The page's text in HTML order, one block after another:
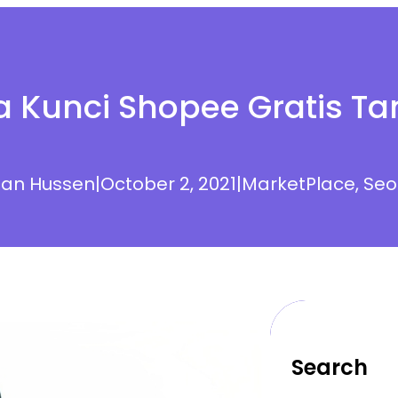
Kunci Shopee Gratis
Hussen|October 2, 2021|MarketPlace, Seo
Search